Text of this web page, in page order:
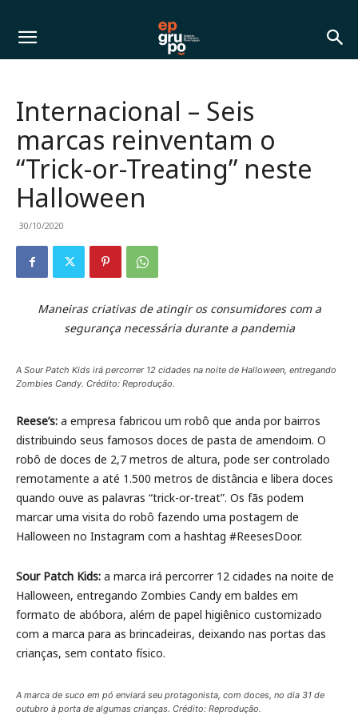
Internacional – Seis
marcas reinventam o
“Trick-or-Treating” neste
Halloween
30/10/2020
Maneiras criativas de atingir os consumidores com a
segurança necessária durante a pandemia
A Sour Patch Kids irá percorrer 12 cidades na noite de Halloween, entregando
Zombies Candy. Crédito: Reprodução.
Reese’s: a empresa fabricou um robô que anda por bairros
distribuindo seus famosos doces de pasta de amendoim. O
robô de doces de 2,7 metros de altura, pode ser controlado
remotamente a até 1.500 metros de distância e libera doces
quando ouve as palavras “trick-or-treat”. Os fãs podem
marcar uma visita do robô fazendo uma postagem de
Halloween no Instagram com a hashtag #ReesesDoor.
Sour Patch Kids: a marca irá percorrer 12 cidades na noite de
Halloween, entregando Zombies Candy em baldes em
formato de abóbora, além de papel higiênico customizado
com a marca para as brincadeiras, deixando nas portas das
crianças, sem contato físico.
A marca de suco em pó enviará seu protagonista, com doces, no dia 31 de
outubro à porta de algumas crianças. Crédito: Reprodução.